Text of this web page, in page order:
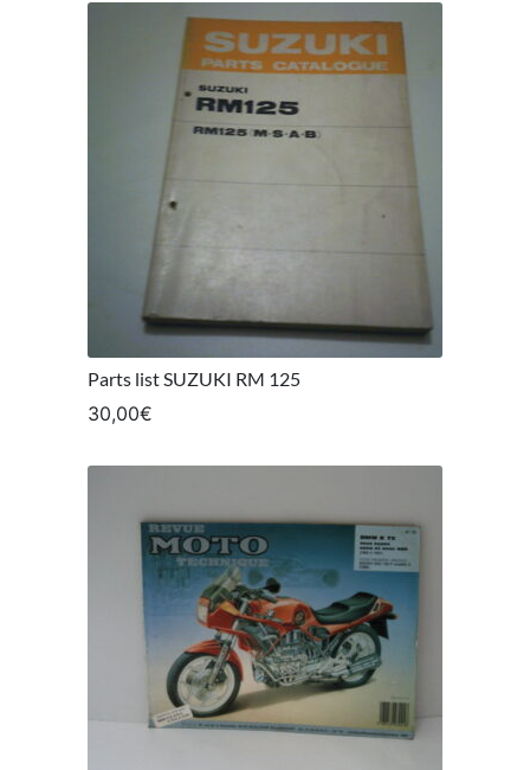
Parts list SUZUKI RM 125
30,00€